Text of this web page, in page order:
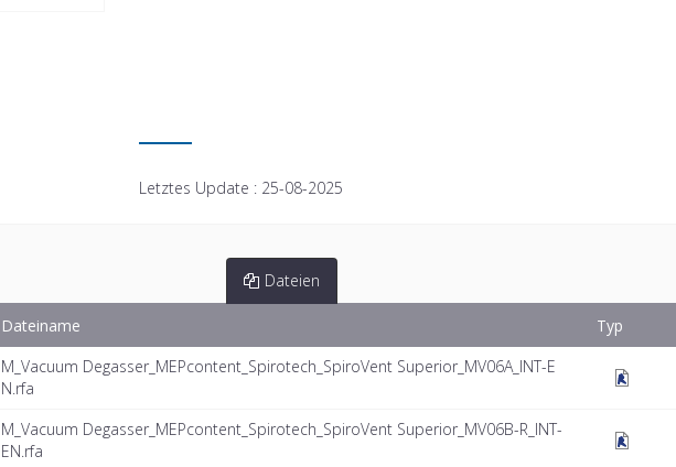
Letztes Update : 25-08-2025
Dateien
Dateiname Typ
M_Vacuum Degasser_MEPcontent_Spirotech_SpiroVent Superior_MV06A_INT-E
N.rfa
M_Vacuum Degasser_MEPcontent_Spirotech_SpiroVent Superior_MV06B-R_INT-
EN.rfa